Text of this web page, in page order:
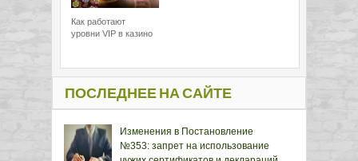
Как работают
уровни VIP в казино
ПОСЛЕДНЕЕ НА САЙТЕ
Изменения в Постановление
№353: запрет на использование